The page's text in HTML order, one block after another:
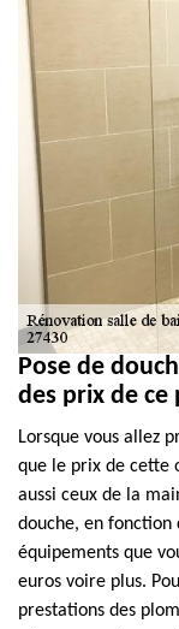
Pose de
des prix de ce
Lorsque vous allez
que le prix de cette
aussi ceux de la
douche, en fonction
équipements que
euros voire plus.
prestations des